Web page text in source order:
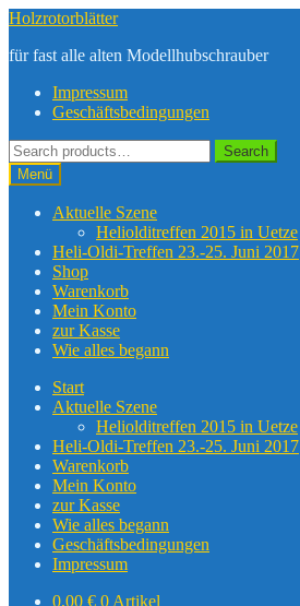
Zur
springen
Zum
springen
Holzrotorblätter
für fast alle alten Modellhubschrauber
Impressum
Geschäftsbedingungen
Suche
nach:
Search
Menü
Aktuelle Szene
Heliolditreffen 2015 in Uetze
Heli-Oldi-Treffen 23.-25. Juni 2017
Shop
Warenkorb
Mein Konto
zur Kasse
Wie alles begann
Start
Aktuelle Szene
Heliolditreffen 2015 in Uetze
Heli-Oldi-Treffen 23.-25. Juni 2017
Warenkorb
Mein Konto
zur Kasse
Wie alles begann
Geschäftsbedingungen
Impressum
0,00 € 0 Artikel